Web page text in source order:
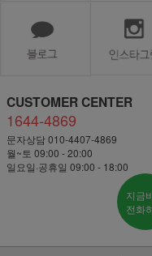
CUSTOMER CENTER
1644-4869
문자상담 010-4407-4869
월~토 09:00 - 20:00
일요일·공휴일 09:00 - 18:00
지금
전화